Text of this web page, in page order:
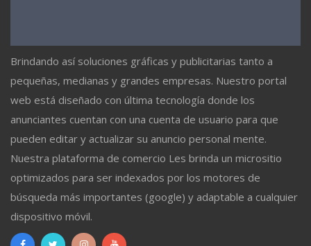
Brindando así soluciones gráficas y publicitarias tanto a
pequeñas, medianas y grandes empresas. Nuestro portal
web está diseñado con última tecnología donde los
anunciantes cuentan con una cuenta de usuario para que
pueden editar y actualizar su anuncio personal mente.
Nuestra plataforma de comercio Les brinda un micrositio
optimizados para ser indexados por los motores de
búsqueda más importantes (google) y adaptable a cualquier
dispositivo móvil.